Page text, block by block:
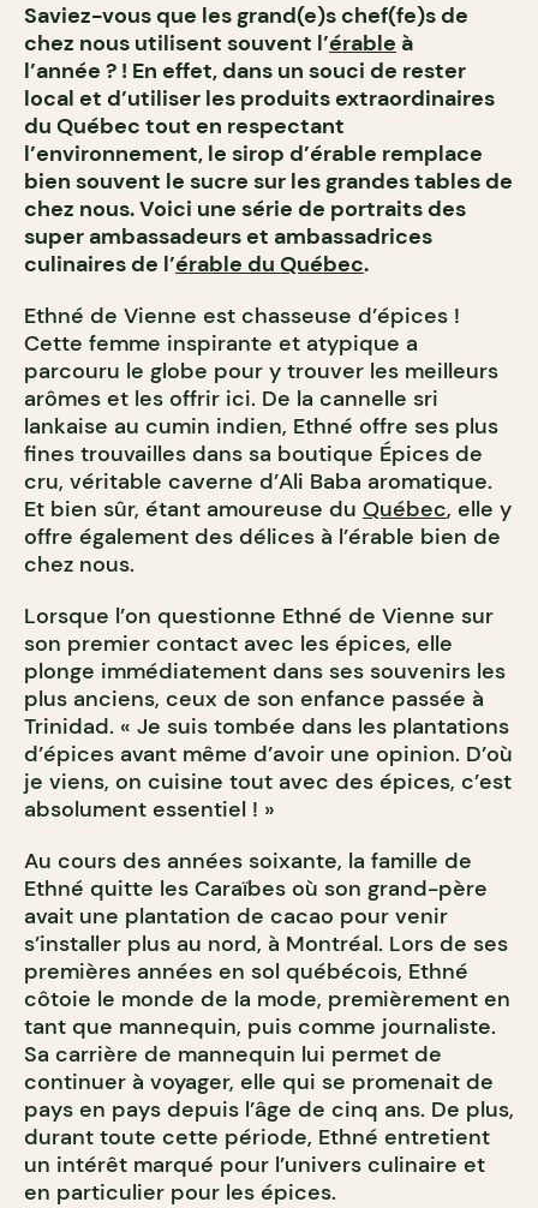
Saviez-vous que les grand(e)s chef(fe)s de
chez nous utilisent souvent l’érable à
l’année ? ! En effet, dans un souci de rester
local et d’utiliser les produits extraordinaires
du Québec tout en respectant
l’environnement, le sirop d’érable remplace
bien souvent le sucre sur les grandes tables de
chez nous. Voici une série de portraits des
super ambassadeurs et ambassadrices
culinaires de l’érable du Québec.
Ethné de Vienne est chasseuse d’épices !
Cette femme inspirante et atypique a
parcouru le globe pour y trouver les meilleurs
arômes et les offrir ici. De la cannelle sri
lankaise au cumin indien, Ethné offre ses plus
fines trouvailles dans sa boutique Épices de
cru, véritable caverne d’Ali Baba aromatique.
Et bien sûr, étant amoureuse du Québec, elle y
offre également des délices à l’érable bien de
chez nous.
Lorsque l’on questionne Ethné de Vienne sur
son premier contact avec les épices, elle
plonge immédiatement dans ses souvenirs les
plus anciens, ceux de son enfance passée à
Trinidad. « Je suis tombée dans les plantations
d’épices avant même d’avoir une opinion. D’où
je viens, on cuisine tout avec des épices, c’est
absolument essentiel ! »
Au cours des années soixante, la famille de
Ethné quitte les Caraïbes où son grand-père
avait une plantation de cacao pour venir
s’installer plus au nord, à Montréal. Lors de ses
premières années en sol québécois, Ethné
côtoie le monde de la mode, premièrement en
tant que mannequin, puis comme journaliste.
Sa carrière de mannequin lui permet de
continuer à voyager, elle qui se promenait de
pays en pays depuis l’âge de cinq ans. De plus,
durant toute cette période, Ethné entretient
un intérêt marqué pour l’univers culinaire et
en particulier pour les épices.